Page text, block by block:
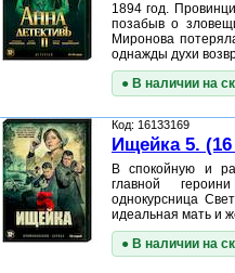
1894 год.
позабыв о
Миронова
однажды духи
● В наличии на
Код: 16133169
Ищейка 5.
В спокойную и
главной
однокурсница
идеальная мать и
● В наличии на